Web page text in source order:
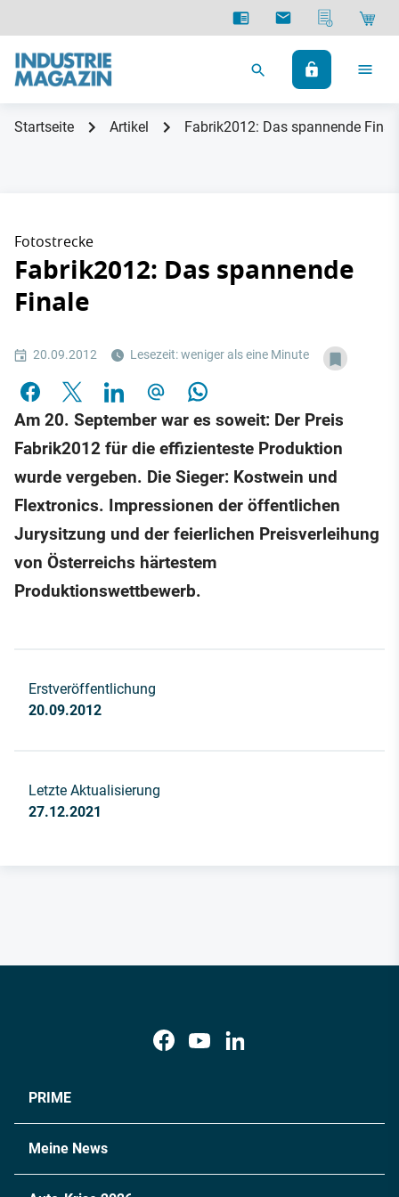
Startseite Artikel Fabrik2012: Das spannende
Fotostrecke
Fabrik2012: Das spannende
Finale
20.09.2012 Lesezeit: weniger als eine Minute
Am 20. September war es soweit: Der Preis
Fabrik2012 für die effizienteste Produktion
wurde vergeben. Die Sieger: Kostwein und
Flextronics. Impressionen der öffentlichen
Jurysitzung und der feierlichen Preisverleihung
von Österreichs härtestem
Produktionswettbewerb.
Erstveröffentlichung
20.09.2012
Letzte Aktualisierung
27.12.2021
PRIME
Meine News